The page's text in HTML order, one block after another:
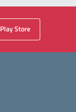
Play Store